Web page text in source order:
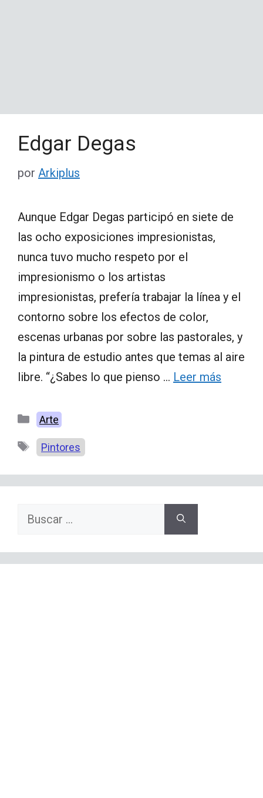
Edgar Degas
por Arkiplus
Aunque Edgar Degas participó en siete de
las ocho exposiciones impresionistas,
nunca tuvo mucho respeto por el
impresionismo o los artistas
impresionistas, prefería trabajar la línea y el
contorno sobre los efectos de color,
escenas urbanas por sobre las pastorales, y
la pintura de estudio antes que temas al aire
libre. “¿Sabes lo que pienso … Leer más
Categorías
Arte
Etiquetas
Pintores
Buscar: